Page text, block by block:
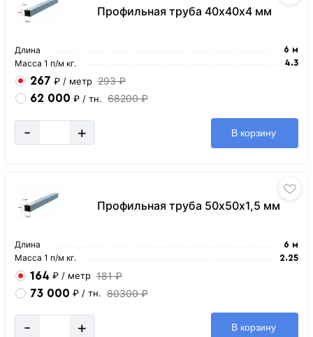
Профильная труба 40х40х4 мм
Длина 6 м
Масса 1 п/м кг. 4.3
267 ₽ / метр 293 ₽
62 000 ₽ / тн. 68200 ₽
- + В корзину
Профильная труба 50х50х1,5 мм
Длина 6 м
Масса 1 п/м кг. 2.25
164 ₽ / метр 181 ₽
73 000 ₽ / тн. 80300 ₽
- + В корзину